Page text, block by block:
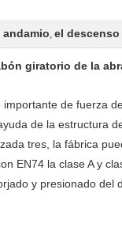
, el
giratorio de la
de fuerza
de la estructura
tres, la fábrica
EN74 la clase A y
y presionado